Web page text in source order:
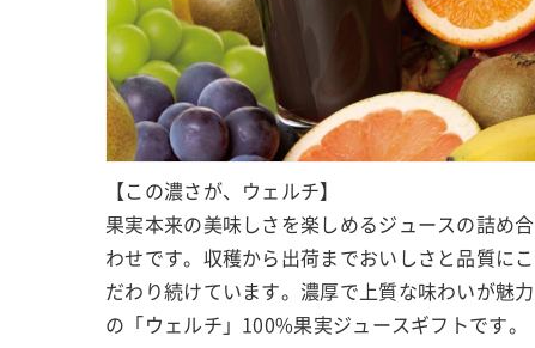
【この濃さが、ウェルチ】
果実本来の美味しさを楽しめるジュースの詰め合
わせです。収穫から出荷までおいしさと品質にこ
だわり続けています。濃厚で上質な味わいが魅力
の「ウェルチ」100%果実ジュースギフトです。